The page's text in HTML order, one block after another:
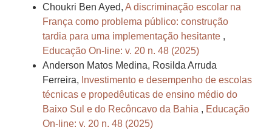
Choukri Ben Ayed, A discriminação escolar na
França como problema público: construção
tardia para uma implementação hesitante ,
Educação On-line: v. 20 n. 48 (2025)
Anderson Matos Medina, Rosilda Arruda
Ferreira, Investimento e desempenho de escolas
técnicas e propedêuticas de ensino médio do
Baixo Sul e do Recôncavo da Bahia , Educação
On-line: v. 20 n. 48 (2025)